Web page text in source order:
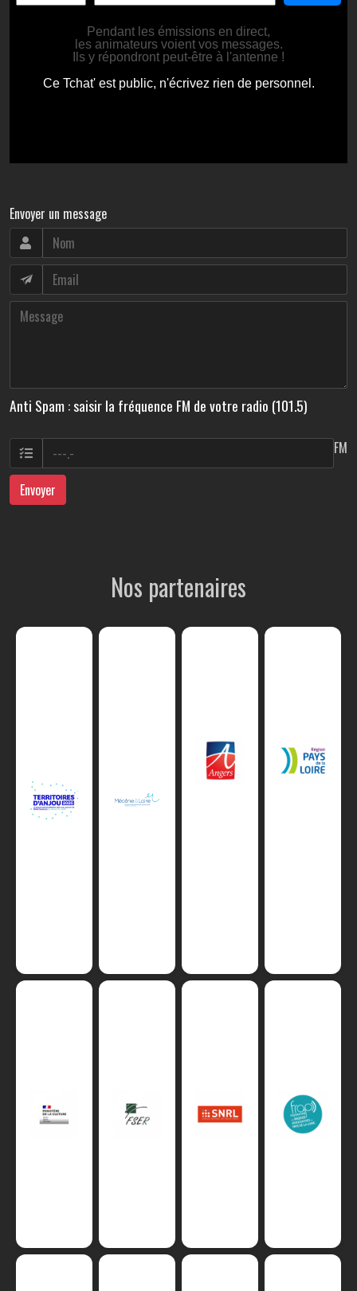
Envoyer un message
Anti Spam : saisir la fréquence FM de votre radio (101.5)
FM
Envoyer
Nos partenaires